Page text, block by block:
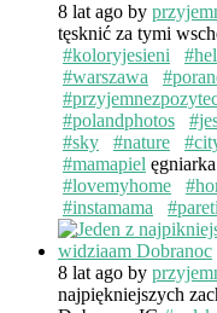
8 lat ago by
tęsknić za tymi
#koloryjesieni
#warszawa
#polandphotos
#sky
#nature
#mamapiel ęgniarka
#lovemyhome
#instamama
8 lat ago by
najpiękniejszych